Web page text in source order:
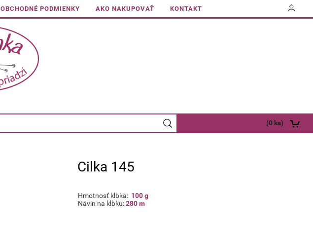
OBCHODNÉ PODMIENKY AKO NAKUPOVAŤ KONTAKT
(0 ks)
Cilka 145
Hmotnosť klbka: 100 g
Návin na klbku: 280 m